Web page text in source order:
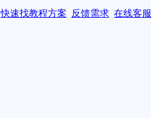
快速找教程方案 反馈需求 在线客服